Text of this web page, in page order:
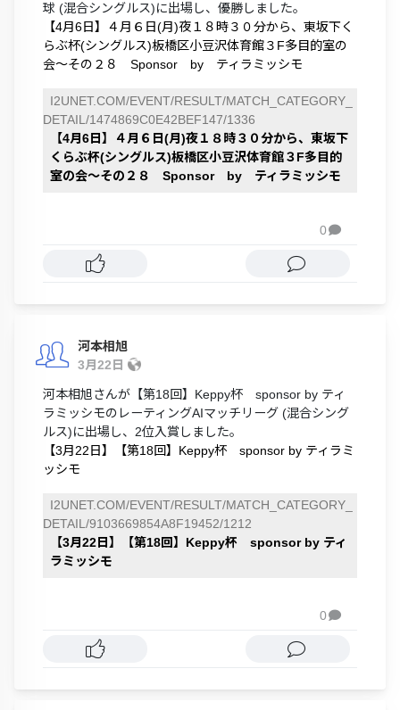
球 (混合シングルス)に出場し、優勝しました。
【4月6日】４月６日(月)夜１８時３０分から、東坂下く
らぶ杯(シングルス)板橋区小豆沢体育館３F多目的室の
会～その２８ Sponsor by ティラミッシモ
I2UNET.COM/EVENT/RESULT/MATCH_CATEGORY_
DETAIL/1474869C0E42BEF147/1336
【4月6日】４月６日(月)夜１８時３０分から、東坂下
くらぶ杯(シングルス)板橋区小豆沢体育館３F多目的
室の会～その２８ Sponsor by ティラミッシモ
0
河本相旭
3月22日
河本相旭さんが【第18回】Keppy杯 sponsor by ティ
ラミッシモのレーティングAIマッチリーグ (混合シング
ルス)に出場し、2位入賞しました。
【3月22日】【第18回】Keppy杯 sponsor by ティラミ
ッシモ
I2UNET.COM/EVENT/RESULT/MATCH_CATEGORY_
DETAIL/9103669854A8F19452/1212
【3月22日】【第18回】Keppy杯 sponsor by ティ
ラミッシモ
0